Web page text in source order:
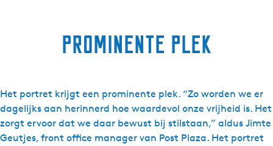
prominente plek
Het portret krijgt een prominente plek. “Zo worden we er
dagelijks aan herinnerd hoe waardevol onze vrijheid is. Het
zorgt ervoor dat we daar bewust bij stilstaan,” aldus Jimte
Geutjes, front office manager van Post Plaza. Het portret